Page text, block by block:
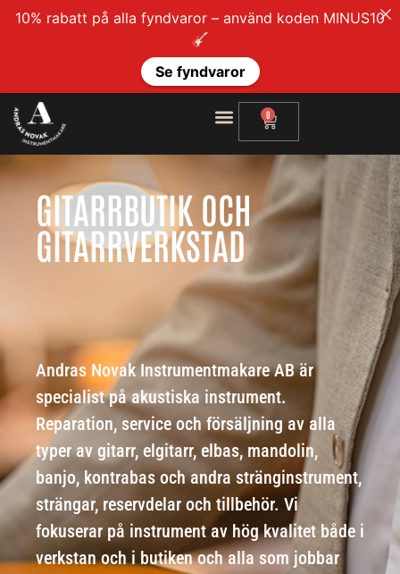
0
GITARRBUTIK OCH
GITARRVERKSTAD
Andras Novak Instrumentmakare AB är
specialist på akustiska instrument.
Reparation, service och försäljning av alla
typer av gitarr, elgitarr, elbas, mandolin,
banjo, kontrabas och andra stränginstrument,
strängar, reservdelar och tillbehör. Vi
fokuserar på instrument av hög kvalitet både i
verkstan och i butiken och alla som jobbar
10% rabatt på alla fyndvaror – använd koden MINUS10
🎸
Se fyndvaror